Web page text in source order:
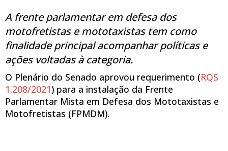
A frente parlamentar em defesa dos
motofretistas e mototaxistas tem como
finalidade principal acompanhar políticas e
ações voltadas à categoria.
O Plenário do Senado aprovou requerimento (RQS
1.208/2021) para a instalação da Frente
Parlamentar Mista em Defesa dos Mototaxistas e
Motofretistas (FPMDM).